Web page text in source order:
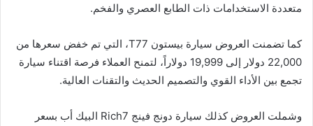
متعددة الاستخدامات ذات الطابع العصري والفخم.
كما تضمنت العروض سيارة بيستون T77، التي تم خفض سعرها من
22,000 دولار إلى 19,999 دولاراً، لتمنح العملاء فرصة اقتناء سيارة
تجمع بين الأداء القوي والتصميم الحديث والتقنات العالية.
وشملت العروض كذلك سيارة دونج فينج Rich7 البيك أب بسعر